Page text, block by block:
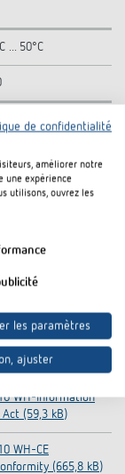
... 50°C
Base de
les produits)
Operating
MB)
Manuel (2,3 MB)
WH-Information
(59,3 kB)
WH-CE
(665,8 kB)
de confidentialité
améliorer notre
une expérience
utilisons, ouvrez les
les paramètres
ajuster